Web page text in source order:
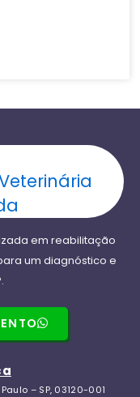
em reabilitação
um diagnóstico e
– SP, 03120-001